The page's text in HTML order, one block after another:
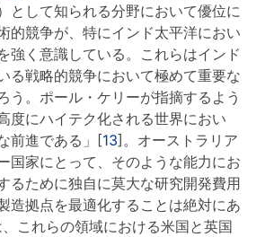
として知られる分野において優位に
的競争が、特にインド太平洋におい
強く意識している。これらはインド
る戦略的競争において極めて重要な
う。ポール・ケリーが指摘するよう
度にハイテク化される世界におい
前進である」[13]。オーストラリア
国家にとって、そのような能力にお
るために独自に莫大な研究開発費用
造拠点を最適化することは絶対にあ
これらの領域における米国と英国